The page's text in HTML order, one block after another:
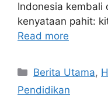
Indonesia kembali
kenyataan pahit:
Read more
C
a
Berita Utama,
Pendidikan